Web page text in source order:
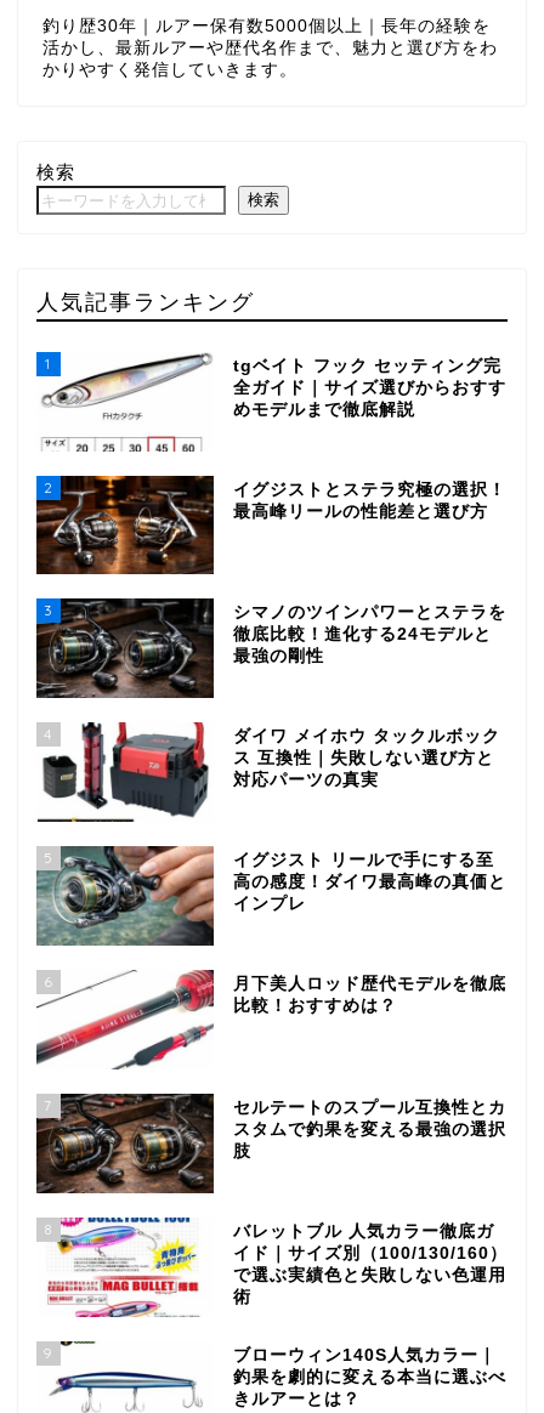
釣り歴30年｜ルアー保有数5000個以上｜長年の経験を
活かし、最新ルアーや歴代名作まで、魅力と選び方をわ
かりやすく発信していきます。
検索
検索
人気記事ランキング
1
tgベイト フック セッティング完
全ガイド｜サイズ選びからおすす
めモデルまで徹底解説
2
イグジストとステラ究極の選択！
最高峰リールの性能差と選び方
3
シマノのツインパワーとステラを
徹底比較！進化する24モデルと
最強の剛性
4
ダイワ メイホウ タックルボック
ス 互換性｜失敗しない選び方と
対応パーツの真実
5
イグジスト リールで手にする至
高の感度！ダイワ最高峰の真価と
インプレ
6
月下美人ロッド歴代モデルを徹底
比較！おすすめは？
7
セルテートのスプール互換性とカ
スタムで釣果を変える最強の選択
肢
8
バレットブル 人気カラー徹底ガ
イド｜サイズ別（100/130/160）
で選ぶ実績色と失敗しない色運用
術
9
ブローウィン140S人気カラー｜
釣果を劇的に変える本当に選ぶべ
きルアーとは？